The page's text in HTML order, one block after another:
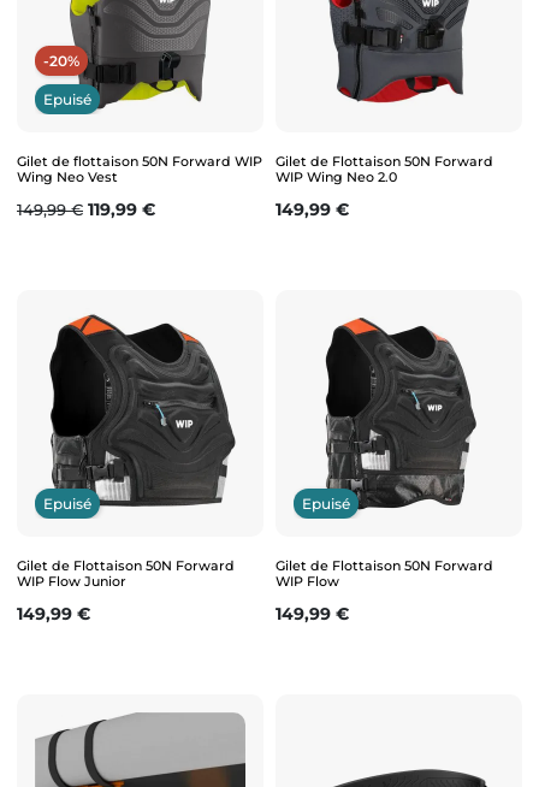
-20%
Epuisé
Gilet de flottaison 50N Forward WIP
Wing Neo Vest
Prix de base
149,99 € Prix
119,99 €
Gilet de Flottaison 50N Forward
WIP Wing Neo 2.0
Prix
149,99 €
Epuisé
Gilet de Flottaison 50N Forward
WIP Flow Junior
Prix
149,99 €
Epuisé
Gilet de Flottaison 50N Forward
WIP Flow
Prix
149,99 €